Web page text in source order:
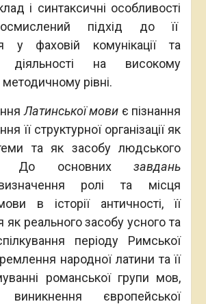
і синтаксичні особливості
підхід до її
у фаховій комунікації та
діяльності на високому
рівні.
Латинської мови є пізнання
її структурної організації як
та як засобу людського
До основнихзавдань
ролі та місця
в історії античності, її
як реального засобу усного та
періоду Римської
народної латини та її
романської групи мов,
європейської